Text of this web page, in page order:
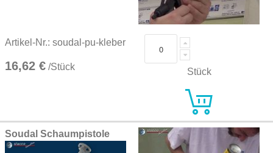
Artikel-Nr.: soudal-pu-kleber
16,62 € /Stück Stück
Soudal Schaumpistole